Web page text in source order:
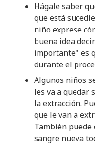
Hágale saber
que está
niño exprese
buena idea
importante" es
durante el
Algunos niños
les va a quedar
la extracción.
que le van a
También puede
sangre nueva